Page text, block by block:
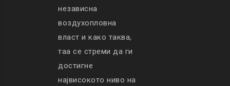
независна
воздухопловна
власт и како таква,
таа се стреми да ги
достигне
највисокото ниво на